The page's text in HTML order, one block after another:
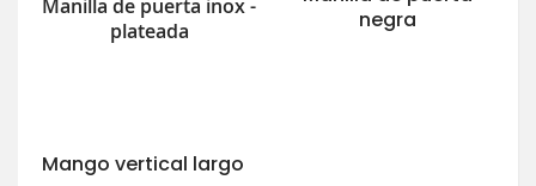
Manilla de puerta inox -
plateada
negra
Mango vertical largo